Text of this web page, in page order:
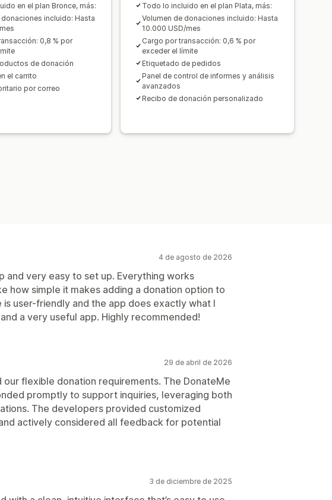
en el plan Bronce, más:
donaciones incluido: Hasta
0,8 % por
de donación
el carrito
por correo
Todo lo incluido en el plan Plata, más:
Volumen de donaciones incluido: Hasta
10.000 USD/mes
Cargo por transacción: 0,6 % por
exceder el límite
Etiquetado de pedidos
Panel de control de informes y análisis
avanzados
Recibo de donación personalizado
4 de agosto de 2026
and very easy to set up. Everything works
how simple it makes adding a donation option to
user-friendly and the app does exactly what I
a very useful app. Highly recommended!
29 de abril de 2026
flexible donation requirements. The DonateMe
promptly to support inquiries, leveraging both
The developers provided customized
actively considered all feedback for potential
3 de diciembre de 2025